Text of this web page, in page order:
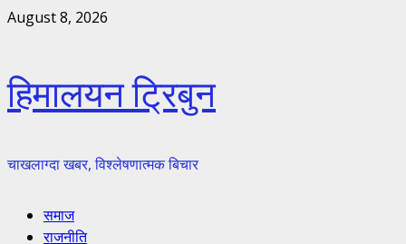
Skip
August 8, 2026
हिमालयन ट्रिबुन
चाखलाग्दा खबर, विश्लेषणात्मक बिचार
Menuसमाज
राजनीति